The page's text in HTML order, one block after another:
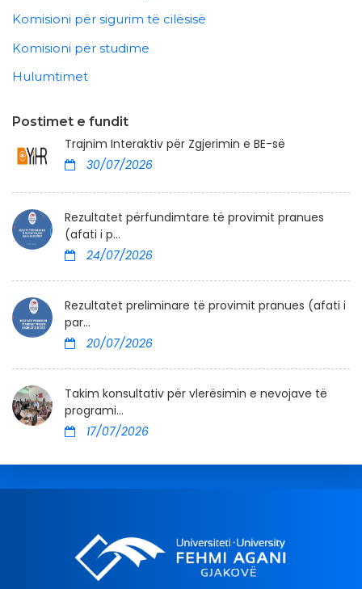
Komisioni për sigurim të cilësisë
Komisioni për studime
Hulumtimet
Postimet e fundit
Trajnim Interaktiv për Zgjerimin e BE-së
30/07/2026
Rezultatet përfundimtare të provimit pranues
(afati i p...
24/07/2026
Rezultatet preliminare të provimit pranues (afati i
par...
20/07/2026
Takim konsultativ për vlerësimin e nevojave të
programi...
17/07/2026